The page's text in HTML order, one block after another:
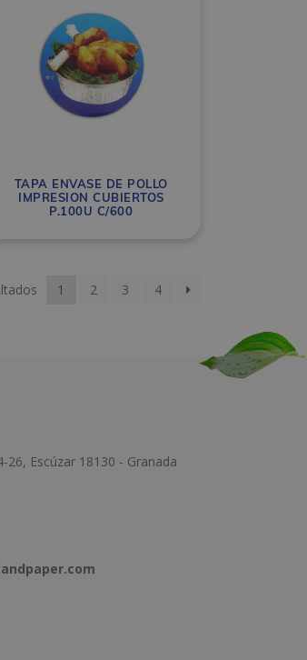
TAPA ENVASE DE POLLO
IMPRESION CUBIERTOS
P.100U C/600
1 2 3 4
26, Escúzar 18130 - Granada